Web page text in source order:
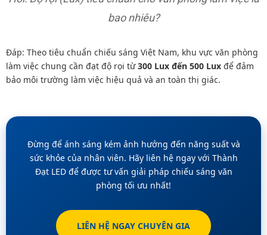
bao nhiêu?
Đáp: Theo tiêu chuẩn chiếu sáng Việt Nam, khu vực văn phòng
làm việc chung cần đạt độ rọi từ300 Lux đến 500 Lux để đảm
bảo môi trường làm việc hiệu quả và an toàn thị giác.
Đừng để ánh sáng kém ảnh hưởng đến năng suất và
sức khỏe của nhân viên. Hãy liên hệ ngay với Thành
Đạt LED để được tư vấn giải pháp chiếu sáng văn
phòng tối ưu nhất!
LIÊN HỆ NGAY CHUYÊN GIA